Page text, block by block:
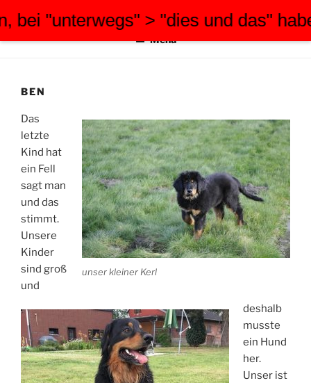
"unterwegs" > "dies und das"
Inhalt
springen
FWW-FOTOGRAFIE
tauchen Sie ein in meine Welt
Menü
BEN
unser kleiner Kerl
Das
letzte
Kind hat
ein Fell
sagt man
und das
stimmt.
Unsere
Kinder
sind groß
und
deshalb
musste
ein Hund
her.
Unser ist